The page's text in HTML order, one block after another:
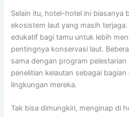
Selain itu, hotel-hotel ini biasanya
ekosistem laut yang masih
edukatif bagi tamu untuk lebih
pentingnya konservasi laut.
sama dengan program
penelitian kelautan sebagai
lingkungan mereka.
Tak bisa dimungkiri, menginap di